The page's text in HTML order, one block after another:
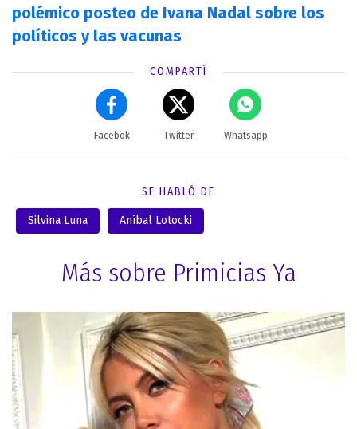
polémico posteo de Ivana Nadal sobre los
políticos y las vacunas
COMPARTÍ
Facebok Twitter Whatsapp
SE HABLÓ DE
Silvina Luna Aníbal Lotocki
Más sobre Primicias Ya